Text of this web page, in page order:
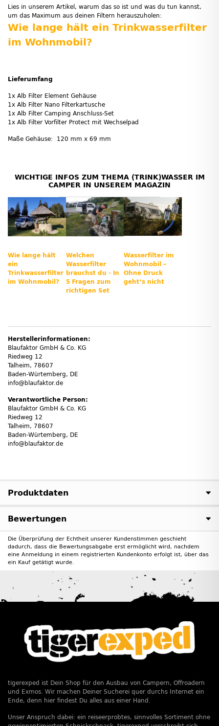
Lies in unserem Artikel, warum das so ist und was du tun kannst,
um das Maximum aus deinen Filtern herauszuholen:
Wie lange hält ein Trinkwasserfilter
im Wohnmobil?
Lieferumfang
1x Alb Filter Element Gehäuse
1x Alb Filter Nano Filterkartusche
1x Alb Filter Camping Anschluss-Set
1x Alb Filter Vorfilter Protect mit Wechselpad
Maße Gehäuse: 120 mm x 69 mm
WICHTIGE INFOS ZUM THEMA (TRINK)WASSER IM
CAMPER IN UNSEREM MAGAZIN
Wie lange hält
ein
Trinkwasserfilter
im Wohnmobil?
Welchen
Wasserfilter
brauchst du - In
5 Fragen zum
richtigen Set
Wasserfilter im
Wohnmobil –
Ohne Druck
geht‘s nicht
Herstellerinformationen:
Blaufaktor GmbH & Co. KG
Riedweg 12
Talheim, 78607
Baden-Würtemberg, DE
info@blaufaktor.de
Verantwortliche Person:
Blaufaktor GmbH & Co. KG
Riedweg 12
Talheim, 78607
Baden-Würtemberg, DE
info@blaufaktor.de
Produktdaten
Bewertungen
Die Überprüfung der Echtheit unserer Kundenstimmen geschieht
dadurch, dass die Bewertungsabgabe erst ermöglicht wird, nachdem
eine Anmeldung in einem registrierten Kundenkonto erfolgt ist, über das
ein Kauf getätigt wurde.
tigerexped ist Dein Shop für den Ausbau von Campern, Offroadern
und Exmos. Wir machen Deiner Sucherei quer durchs Internet ein
Ende, denn hier findest Du alles aus einer Hand.
Unser Anspruch dabei: ein reiseerprobtes, sinnvolles Sortiment ohne